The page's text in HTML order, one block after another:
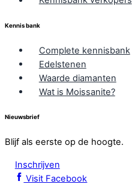
Kennis bank
Complete kennisbank
Edelstenen
Waarde diamanten
Wat is Moissanite?
Nieuwsbrief
Blijf als eerste op de hoogte.
Inschrijven
Visit Facebook